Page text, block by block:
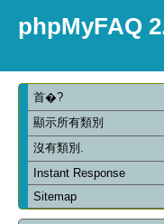
phpMyFAQ
首�?
顯示所有類別
沒有類別.
Instant Response
Sitemap